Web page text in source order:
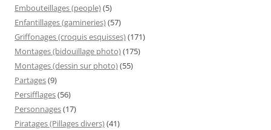
Embouteillages (people)(5)
Enfantillages (gamineries)(57)
Griffonages (croquis esquisses)(171)
Montages (bidouillage photo)(175)
Montages (dessin sur photo)(55)
Partages(9)
Persifflages(56)
Personnages(17)
Piratages (Pillages divers)(41)